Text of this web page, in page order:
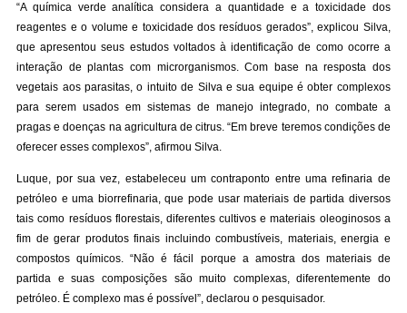
“A química verde analítica considera a quantidade e a toxicidade dos
reagentes e o volume e toxicidade dos resíduos gerados”, explicou Silva,
que apresentou seus estudos voltados à identificação de como ocorre a
interação de plantas com microrganismos. Com base na resposta dos
vegetais aos parasitas, o intuito de Silva e sua equipe é obter complexos
para serem usados em sistemas de manejo integrado, no combate a
pragas e doenças na agricultura de citrus. “Em breve teremos condições de
oferecer esses complexos”, afirmou Silva.
Luque, por sua vez, estabeleceu um contraponto entre uma refinaria de
petróleo e uma biorrefinaria, que pode usar materiais de partida diversos
tais como resíduos florestais, diferentes cultivos e materiais oleoginosos a
fim de gerar produtos finais incluindo combustíveis, materiais, energia e
compostos químicos. “Não é fácil porque a amostra dos materiais de
partida e suas composições são muito complexas, diferentemente do
petróleo. É complexo mas é possível”, declarou o pesquisador.